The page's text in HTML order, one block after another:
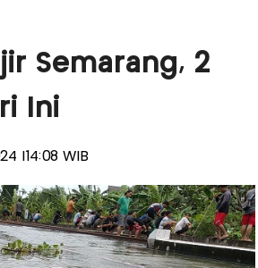
Semarang, 2
Ini
|14:08 WIB